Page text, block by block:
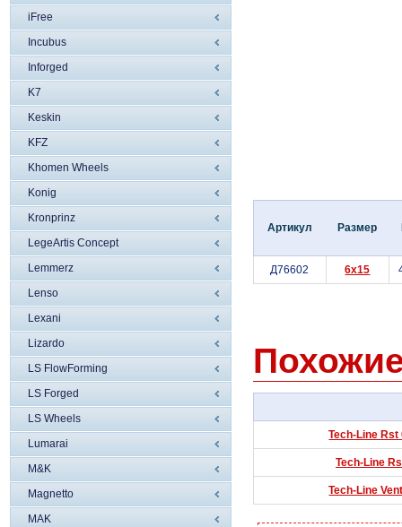
iFree
Incubus
Inforged
K7
Keskin
KFZ
Khomen Wheels
Konig
Kronprinz
LegeArtis Concept
Lemmerz
Lenso
Lexani
Lizardo
LS FlowForming
LS Forged
LS Wheels
Lumarai
M&K
Magnetto
MAK
Артикул Размер
Д76602 6x15
Tech-Line Rst
Tech-Line
Tech-Line